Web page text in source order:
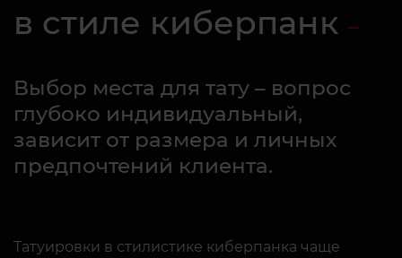
в стиле киберпанк
Выбор места для тату – вопрос
глубоко индивидуальный,
зависит от размера и личных
предпочтений клиента.
Татуировки в стилистике киберпанка чаще